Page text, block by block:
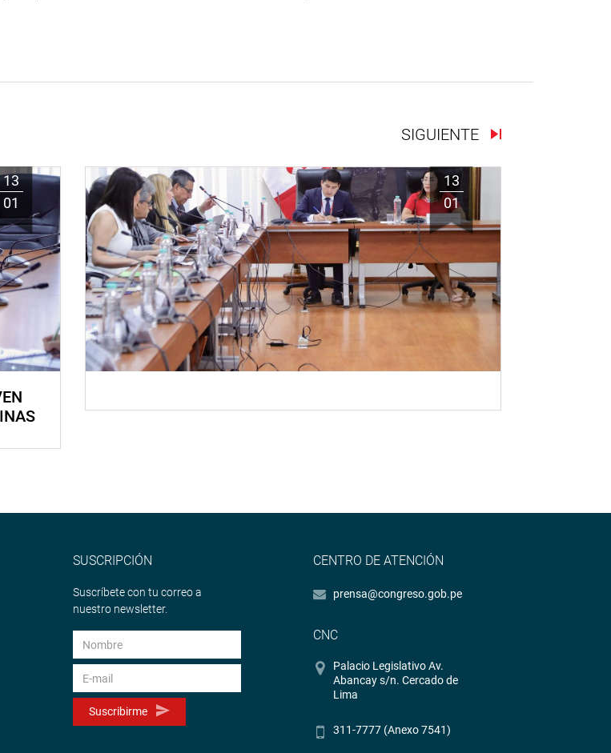
SIGUIENTE
13
01
13
01
SUSCRIPCIÓN
Suscríbete con tu correo a
nuestro newsletter.
Suscribirme
CENTRO DE ATENCIÓN
prensa@congreso.gob.pe
CNC
Palacio Legislativo Av.
Abancay s/n. Cercado de
Lima
311-7777 (Anexo 7541)